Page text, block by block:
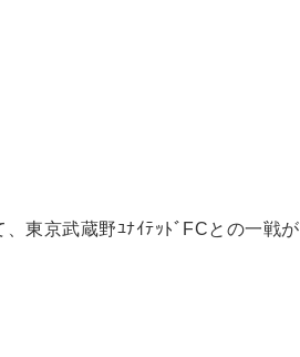
東京武蔵野ﾕﾅｲﾃｯﾄﾞFCとの一戦が